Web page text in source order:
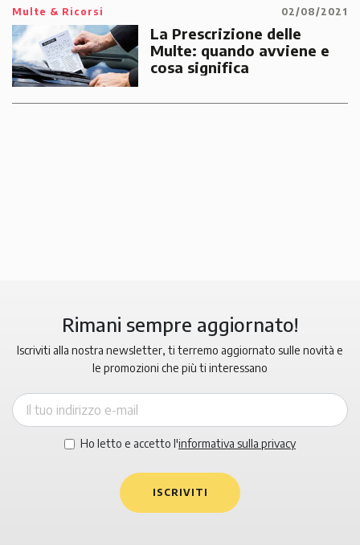
Multe & Ricorsi 02/08/2021
La Prescrizione delle
Multe: quando avviene e
cosa significa
Rimani sempre aggiornato!
Iscriviti alla nostra newsletter, ti terremo aggiornato sulle novità e
le promozioni che più ti interessano
Ho letto e accetto l'informativa sulla privacy
ISCRIVITI